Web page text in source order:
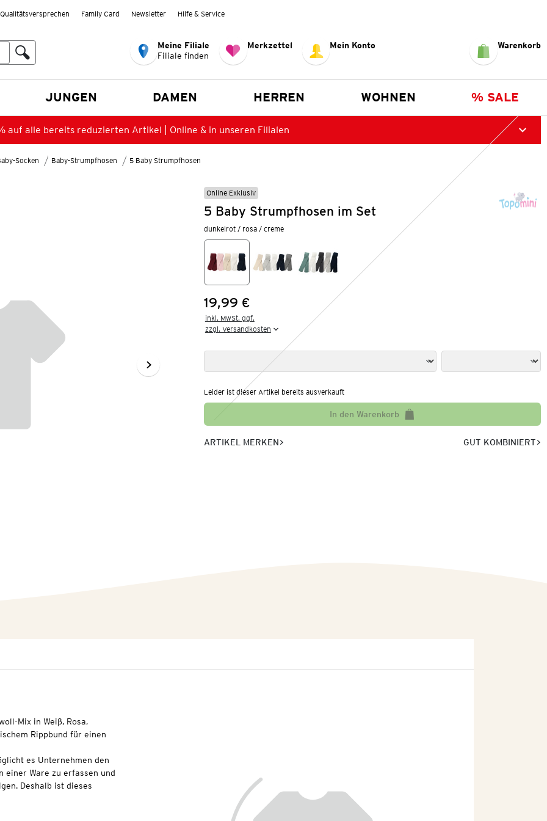
Qualitätsversprechen Family Card Newsletter Hilfe & Service
Meine Filiale
Filiale finden
Merkzettel Mein Konto Warenkorb
JUNGEN DAMEN HERREN WOHNEN % SALE
auf alle bereits reduzierten Artikel | Online & in unseren Filialen
Socken Baby-Strumpfhosen 5 Baby Strumpfhosen
Online Exklusiv
5 Baby Strumpfhosen im Set
dunkelrot / rosa / creme
Preis:
19,99 €
inkl. MwSt. ggf.
zzgl. Versandkosten
Leider ist dieser Artikel bereits ausverkauft
In den Warenkorb
ARTIKEL MERKEN GUT KOMBINIERT
Mix in Weiß, Rosa,
Rippbund für einen
es Unternehmen den
einer Ware zu erfassen und
Deshalb ist dieses